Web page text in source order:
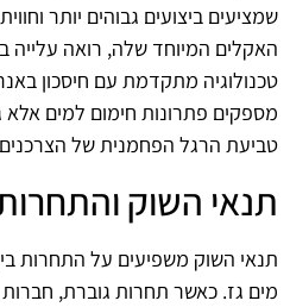
שמציעים ביצועים גבוהים יותר
האקלים המיוחד שלה, רואה עלייה
טכנולוגיה מתקדמת עם חיסכון
מספקים פתרונות חימום למים
טביעת הרגל הפחמנית של
תנאי השוק
תנאי השוק משפיעים על התחרות
מים גז. כאשר תחרות גוברת,